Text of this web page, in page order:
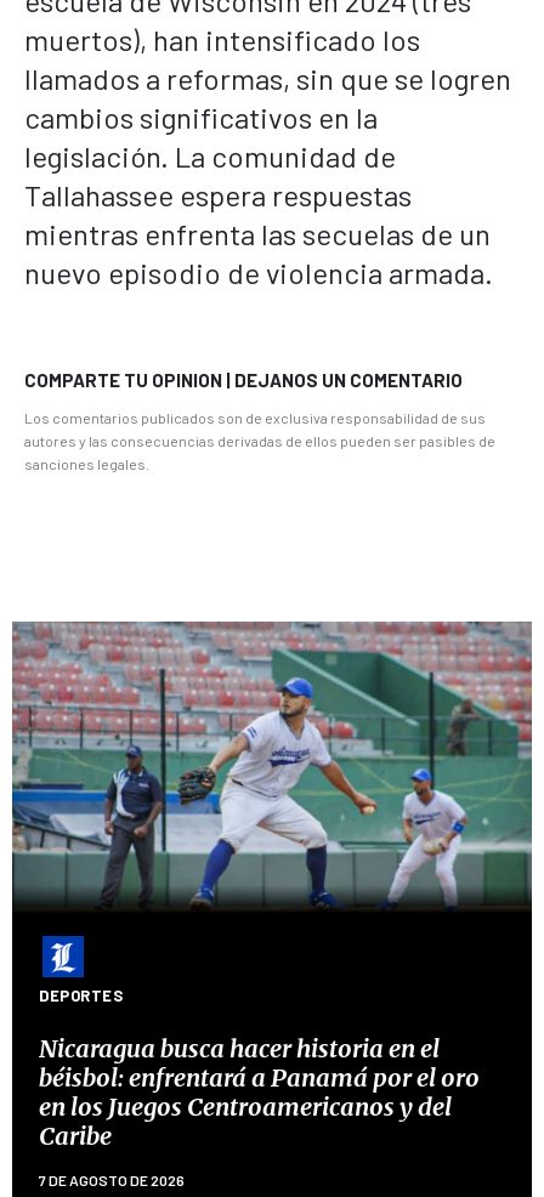
muertos), han intensificado los
llamados a reformas, sin que se logren
cambios significativos en la
legislación. La comunidad de
Tallahassee espera respuestas
mientras enfrenta las secuelas de un
nuevo episodio de violencia armada.
COMPARTE TU OPINION | DEJANOS UN COMENTARIO
Los comentarios publicados son de exclusiva responsabilidad de sus
autores y las consecuencias derivadas de ellos pueden ser pasibles de
sanciones legales.
DEPORTES
Nicaragua busca hacer historia en el
béisbol: enfrentará a Panamá por el oro
en los Juegos Centroamericanos y del
Caribe
7 DE AGOSTO DE 2026